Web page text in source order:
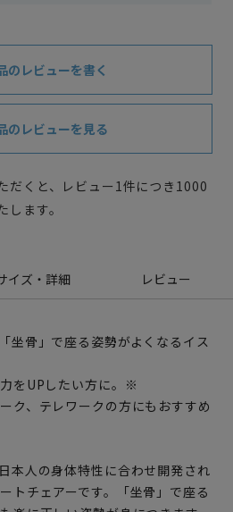
のレビューを書く
のレビューを見る
だくと、レビュー1件につき1000
ます。
イズ・詳細 レビュー
坐骨」で座る姿勢がよくなるイス
をUPしたい方に。※
ク、テレワークの方にもおすすめ
本人の身体特性に合わせ開発され
トチェアーです。「坐骨」で座る